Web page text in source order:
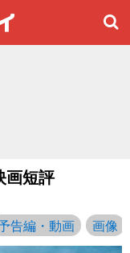
画短評
告編・動画 画像